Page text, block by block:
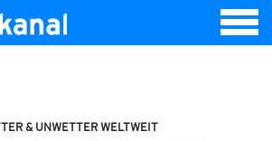
& UNWETTER WELTWEIT